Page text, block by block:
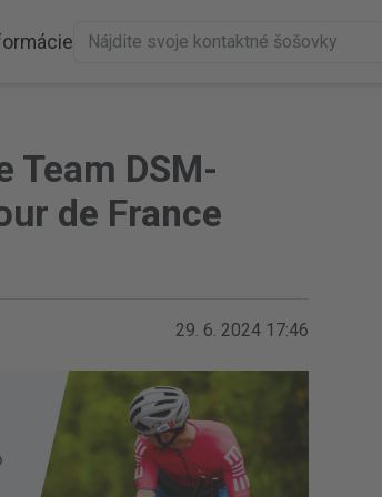
Team DSM-
de France
29. 6. 2024 17:46